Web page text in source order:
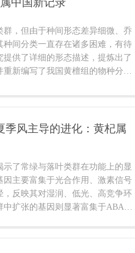
需重新界定云南梧桐的物种边界；
数据库中48条梧桐属叶绿体基因组
定的案例，强调了DNA条形码在
性的重要性。
中国新记录
群，但由于种间形态差异细微、乔
间分类一直存在诸多困难，有待
供了详细的形态描述，提炼出了
新编写了我国黄檀组的物种分类
季风主导的进化：黄杞属
了常绿与落叶类群在功能上的显
主要富集于光合作用、激素信号
反映其对湿润、低光、高竞争环
扩张的基因则显著富集于ABA信